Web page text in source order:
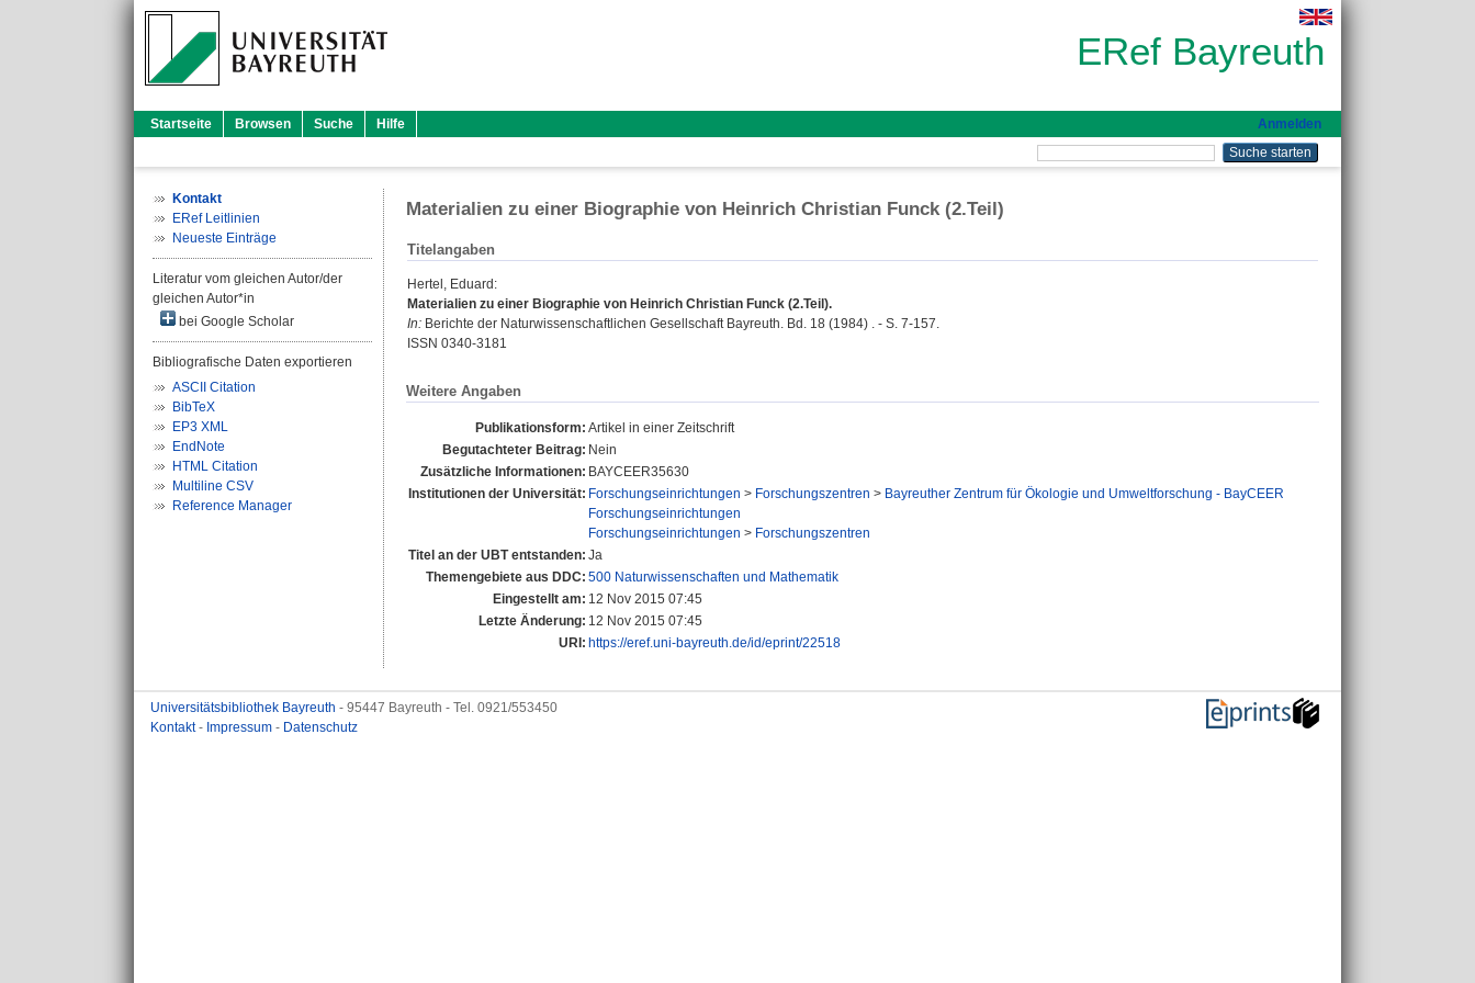
ERef Bayreuth
Startseite Browsen Suche Hilfe Anmelden
Kontakt
ERef Leitlinien
Neueste Einträge
Literatur vom gleichen Autor/der
gleichen Autor*in
bei Google Scholar
Bibliografische Daten exportieren
ASCII Citation
BibTeX
EP3 XML
EndNote
HTML Citation
Multiline CSV
Reference Manager
Materialien zu einer Biographie von Heinrich Christian Funck (2.Teil)
Titelangaben
Hertel, Eduard :
Materialien zu einer Biographie von Heinrich Christian Funck (2.Teil).
In: Berichte der Naturwissenschaftlichen Gesellschaft Bayreuth. Bd. 18 (1984) . - S. 7-157.
ISSN 0340-3181
Weitere Angaben
Publikationsform: Artikel in einer Zeitschrift
Begutachteter Beitrag: Nein
Zusätzliche Informationen: BAYCEER35630
Institutionen der Universität: Forschungseinrichtungen > Forschungszentren > Bayreuther Zentrum für Ökologie und Umweltforschung - BayCEER
Forschungseinrichtungen
Forschungseinrichtungen > Forschungszentren
Titel an der UBT entstanden: Ja
Themengebiete aus DDC: 500 Naturwissenschaften und Mathematik
Eingestellt am: 12 Nov 2015 07:45
Letzte Änderung: 12 Nov 2015 07:45
URI: https://eref.uni-bayreuth.de/id/eprint/22518
Universitätsbibliothek Bayreuth - 95447 Bayreuth - Tel. 0921/553450
Kontakt- Impressum - Datenschutz